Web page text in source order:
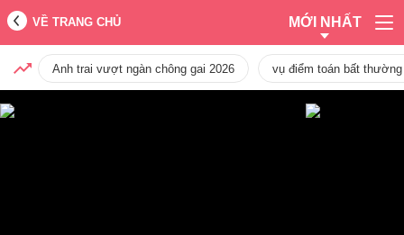
VỀ TRANG CHỦ MỚI NHẤT
Anh trai vượt ngàn chông gai 2026 vụ điểm toán bất